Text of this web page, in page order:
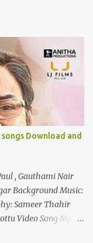
Download and
, Gauthami Nair
Background Music:
Sameer Thahir
Video Song Mp3